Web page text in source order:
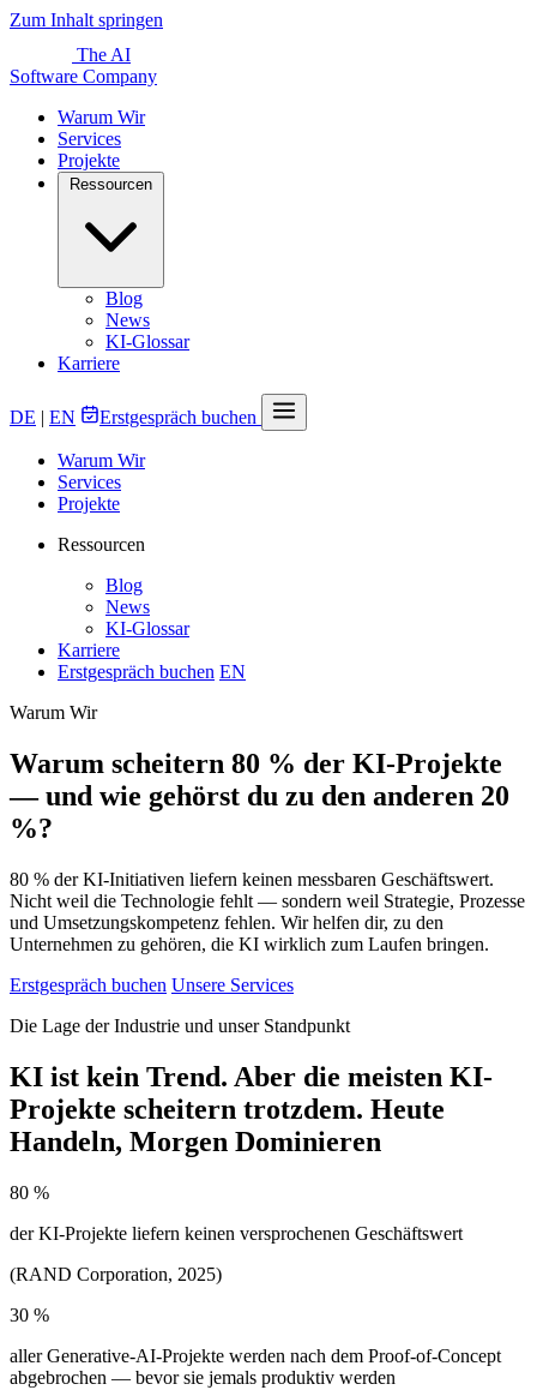
Zum Inhalt springen
The AI
Software Company
Warum Wir
Services
Projekte
Blog
News
KI-Glossar
Karriere
DE | EN Erstgespräch buchen
Warum Wir
Services
Projekte
Ressourcen
Blog
News
KI-Glossar
Karriere
Erstgespräch buchen EN
Warum Wir
Warum scheitern 80 % der KI-Projekte
— und wie gehörst du zu den anderen 20
%?
80 % der KI-Initiativen liefern keinen messbaren Geschäftswert.
Nicht weil die Technologie fehlt — sondern weil Strategie, Prozesse
und Umsetzungskompetenz fehlen. Wir helfen dir, zu den
Unternehmen zu gehören, die KI wirklich zum Laufen bringen.
Erstgespräch buchen Unsere Services
Die Lage der Industrie und unser Standpunkt
KI ist kein Trend. Aber die meisten KI-
Projekte scheitern trotzdem. Heute
Handeln, Morgen Dominieren
80 %
der KI-Projekte liefern keinen versprochenen Geschäftswert
(RAND Corporation, 2025)
30 %
aller Generative-AI-Projekte werden nach dem Proof-of-Concept
abgebrochen — bevor sie jemals produktiv werden